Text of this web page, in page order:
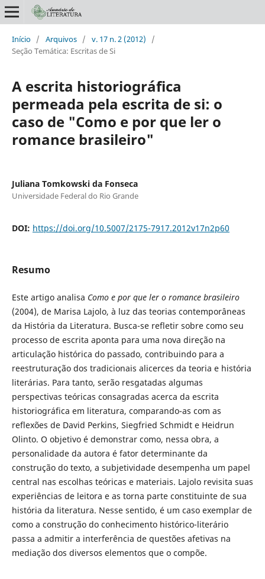
Início / Arquivos / v. 17 n. 2 (2012)
/
Seção Temática: Escritas de Si
A escrita historiográfica
permeada pela escrita de si: o
caso de "Como e por que ler o
romance brasileiro"
Juliana Tomkowski da Fonseca
Universidade Federal do Rio Grande
DOI: https://doi.org/10.5007/2175-7917.2012v17n2p60
Resumo
Este artigo analisa Como e por que ler o romance brasileiro
(2004), de Marisa Lajolo, à luz das teorias contemporâneas
da História da Literatura. Busca-se refletir sobre como seu
processo de escrita aponta para uma nova direção na
articulação histórica do passado, contribuindo para a
reestruturação dos tradicionais alicerces da teoria e história
literárias. Para tanto, serão resgatadas algumas
perspectivas teóricas consagradas acerca da escrita
historiográfica em literatura, comparando-as com as
reflexões de David Perkins, Siegfried Schmidt e Heidrun
Olinto. O objetivo é demonstrar como, nessa obra, a
personalidade da autora é fator determinante da
construção do texto, a subjetividade desempenha um papel
central nas escolhas teóricas e materiais. Lajolo revisita suas
experiências de leitora e as torna parte constituinte de sua
história da literatura. Nesse sentido, é um caso exemplar de
como a construção do conhecimento histórico-literário
passa a admitir a interferência de questões afetivas na
mediação dos diversos elementos que o compõe.